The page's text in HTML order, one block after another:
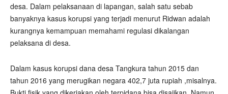
desa. Dalam pelaksanaan di lapangan, salah satu sebab
banyaknya kasus korupsi yang terjadi menurut Ridwan adalah
kurangnya kemampuan memahami regulasi dikalangan
pelaksana di desa.
Dalam kasus korupsi dana desa Tangkura tahun 2015 dan
tahun 2016 yang merugikan negara 402,7 juta rupiah ,misalnya.